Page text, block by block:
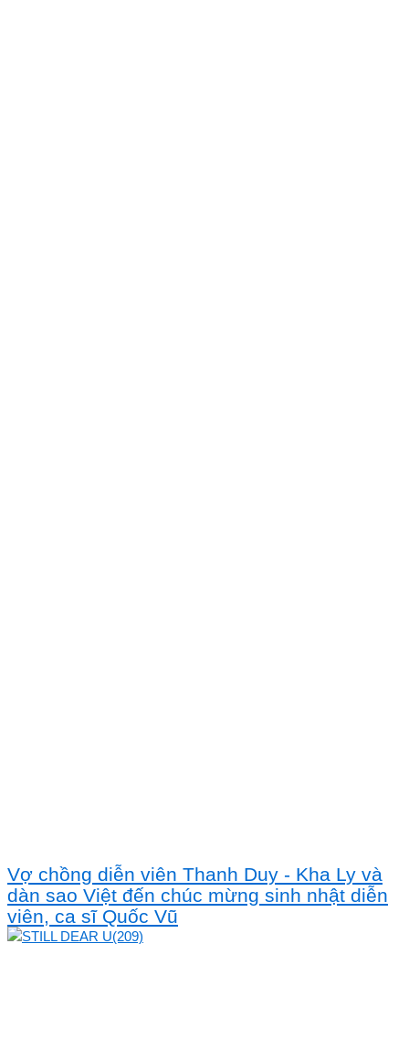
Vợ chồng diễn viên Thanh Duy - Kha Ly và
dàn sao Việt đến chúc mừng sinh nhật diễn
viên, ca sĩ Quốc Vũ